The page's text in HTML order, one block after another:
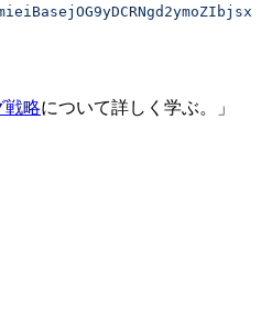
戦略について詳しく学ぶ。」